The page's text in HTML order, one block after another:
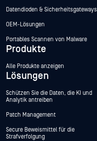
Datendioden & Sicherheitsgateways
OEM-Lösungen
Portables Scannen von Malware
Produkte
Alle Produkte anzeigen
Lösungen
Schützen Sie die Daten, die KI und
Analytik antreiben
Patch Management
Secure Beweismittel für die
Strafverfolgung